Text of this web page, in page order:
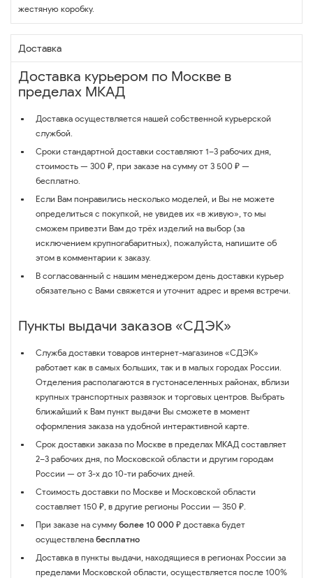
жестяную коробку.
Доставка
Доставка курьером по Москве в
пределах МКАД
Доставка осуществляется нашей собственной курьерской
службой.
Сроки стандартной доставки составляют 1–3 рабочих дня,
стоимость — 300 ₽, при заказе на сумму от 3 500 ₽ —
бесплатно.
Если Вам понравились несколько моделей, и Вы не можете
определиться с покупкой, не увидев их «в живую», то мы
сможем привезти Вам до трёх изделий на выбор (за
исключением крупногабаритных), пожалуйста, напишите об
этом в комментарии к заказу.
В согласованный с нашим менеджером день доставки курьер
обязательно с Вами свяжется и уточнит адрес и время встречи.
Пункты выдачи заказов «СДЭК»
Служба доставки товаров интернет-магазинов «СДЭК»
работает как в самых больших, так и в малых городах России.
Отделения располагаются в густонаселенных районах, вблизи
крупных транспортных развязок и торговых центров. Выбрать
ближайший к Вам пункт выдачи Вы сможете в момент
оформления заказа на удобной интерактивной карте.
Срок доставки заказа по Москве в пределах МКАД составляет
2–3 рабочих дня, по Московской области и другим городам
России — от 3-х до 10-ти рабочих дней.
Стоимость доставки по Москве и Московской области
составляет 150 ₽, в другие регионы России — 350 ₽.
При заказе на сумму более 10 000 ₽ доставка будет
осуществлена бесплатно
Доставка в пункты выдачи, находящиеся в регионах России за
пределами Московской области, осуществляется после 100%